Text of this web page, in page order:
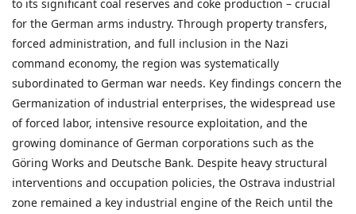
to its significant coal reserves and coke production – crucial
for the German arms industry. Through property transfers,
forced administration, and full inclusion in the Nazi
command economy, the region was systematically
subordinated to German war needs. Key findings concern the
Germanization of industrial enterprises, the widespread use
of forced labor, intensive resource exploitation, and the
growing dominance of German corporations such as the
Göring Works and Deutsche Bank. Despite heavy structural
interventions and occupation policies, the Ostrava industrial
zone remained a key industrial engine of the Reich until the